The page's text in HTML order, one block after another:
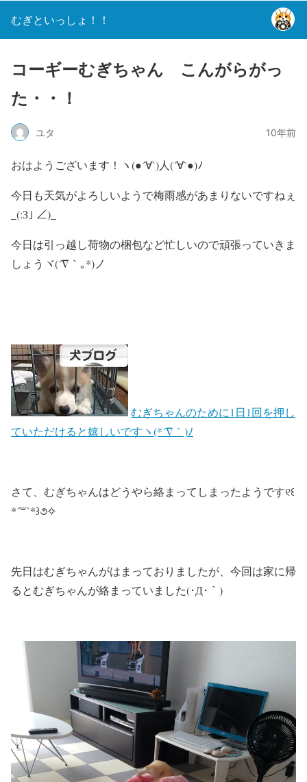
むぎといっしょ！！
コーギーむぎちゃん こんがらがっ
た・・！
ユタ 10年前
おはようございます！ヽ(●´∀`)人(´∀`●)ﾉ
今日も天気がよろしいようで梅雨感があまりないですねぇ
_(:З｣ ∠)_
今日は引っ越し荷物の梱包など忙しいので頑張っていきま
しょうヾ(´∇｀｡*)ノ
むぎちゃんのために1日1回を押し
ていただけると嬉しいですヽ(*´∇｀)ﾉ
さて、むぎちゃんはどうやら絡まってしまったようです୧꒰
*´꒳`*꒱૭✧
先日はむぎちゃんがはまっておりましたが、今回は家に帰
るとむぎちゃんが絡まっていました(･Д･｀)